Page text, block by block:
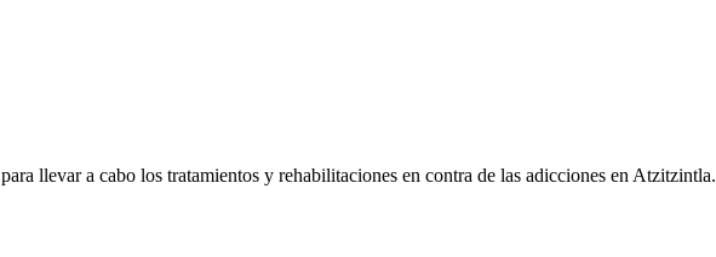
para llevar a cabo los tratamientos y rehabilitaciones en contra de las adicciones en Atzitzintla.